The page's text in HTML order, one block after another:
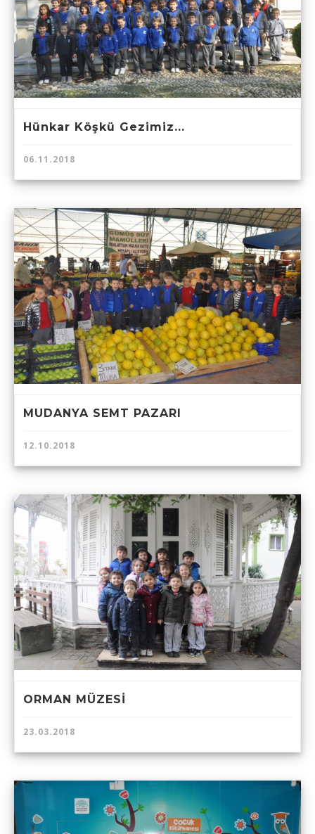
Hünkar Köşkü Gezimiz...
06.11.2018
MUDANYA SEMT PAZARI
12.10.2018
ORMAN MÜZESİ
23.03.2018